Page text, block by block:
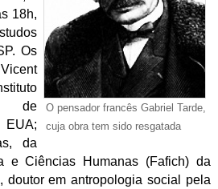
O pensador francês Gabriel Tarde,
cuja obra tem sido resgatada
18h,
Os
de
EUA;
da
e Ciências Humanas (Fafich) da
doutor em antropologia social pela